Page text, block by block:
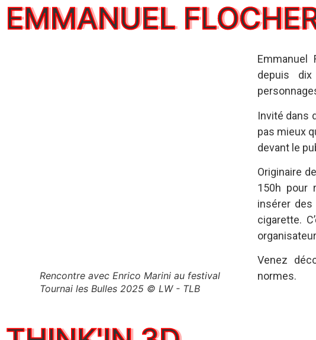
EMMANUEL
Rencontre avec Enrico Marini au festival
Tournai les Bulles 2025 © LW - TLB
depuis
Invité dans
pas mieux
devant le
Originaire
150h pour
insérer des
cigarette.
Venez
normes.